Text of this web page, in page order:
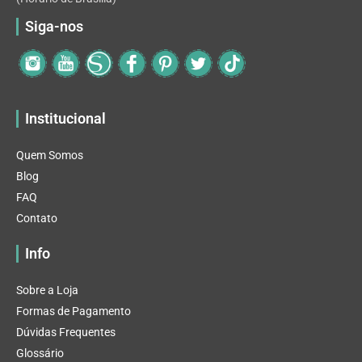
Siga-nos
Institucional
Quem Somos
Blog
FAQ
Contato
Info
Sobre a Loja
Formas de Pagamento
Dúvidas Frequentes
Glossário